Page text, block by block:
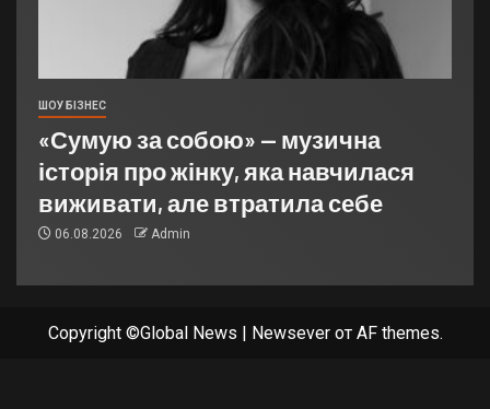
ШОУ БІЗНЕС
«Сумую за собою» — музична
історія про жінку, яка навчилася
виживати, але втратила себе
06.08.2026 Admin
Copyright ©Global News Newseverот AF themes.